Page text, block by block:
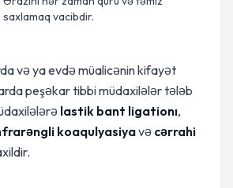
saxlamaq vacibdir.
və ya evdə müalicənin kifayət
peşəkar tibbi müdaxilələr tələb
lastik bant ligationı,
koaqulyasiyavə cərrahi